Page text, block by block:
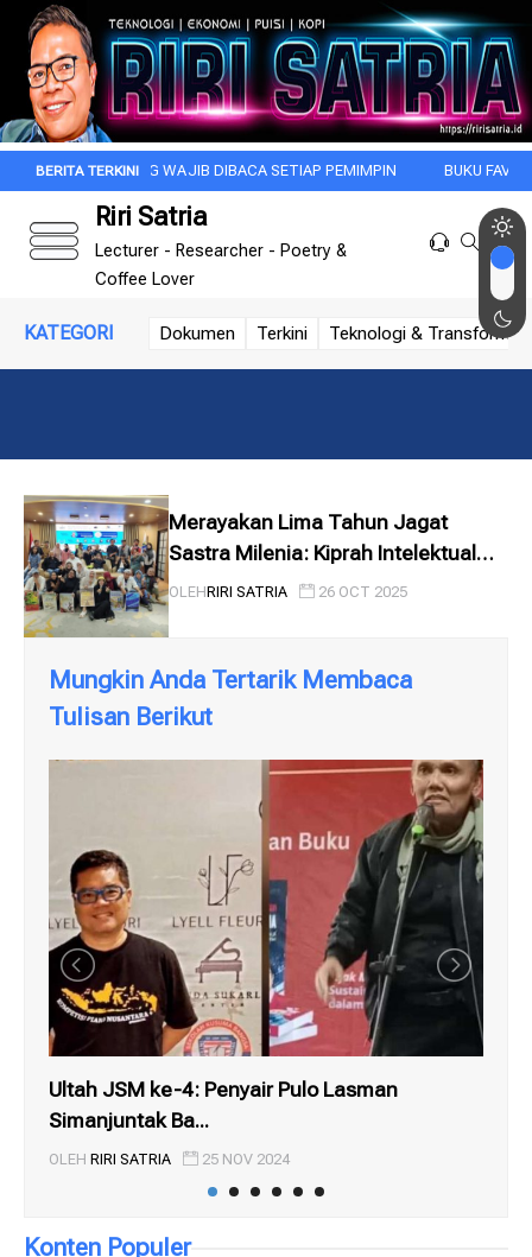
BUKU YANG WAJIB DIBACA SETIAP PEMIMPIN BUKU FAVORIT: DI
Riri Satria
Lecturer - Researcher - Poetry &
Coffee Lover
KATEGORI Dokumen Terkini Teknologi &
Merayakan Lima Tahun Jagat
Sastra Milenia: Kiprah Intelektual
dalam Diskursus Kepemimpinan
OLEHRIRI SATRIA 26 OCT 2025
Mungkin Anda Tertarik Membaca
Tulisan Berikut
Ultah JSM ke-4: Penyair Pulo Lasman
Simanjuntak Ba...
OLEH RIRI SATRIA 25 NOV 2024
Konten Populer